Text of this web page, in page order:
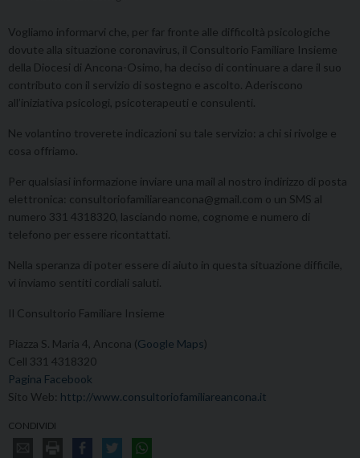
Vogliamo informarvi che, per far fronte alle difficoltà psicologiche
dovute alla situazione coronavirus, il Consultorio Familiare Insieme
della Diocesi di Ancona-Osimo, ha deciso di continuare a dare il suo
contributo con il servizio di sostegno e ascolto. Aderiscono
all’iniziativa psicologi, psicoterapeuti e consulenti.
Ne volantino troverete indicazioni su tale servizio: a chi si rivolge e
cosa offriamo.
Per qualsiasi informazione inviare una mail al nostro indirizzo di posta
elettronica: consultoriofamiliareancona@gmail.com o un SMS al
numero 331 4318320, lasciando nome, cognome e numero di
telefono per essere ricontattati.
Nella speranza di poter essere di aiuto in questa situazione difficile,
vi inviamo sentiti cordiali saluti.
Il Consultorio Familiare Insieme
Piazza S. Maria 4, Ancona (Google Maps)
Cell 331 4318320
Pagina Facebook
Sito Web: http://www.consultoriofamiliareancona.it
CONDIVIDI